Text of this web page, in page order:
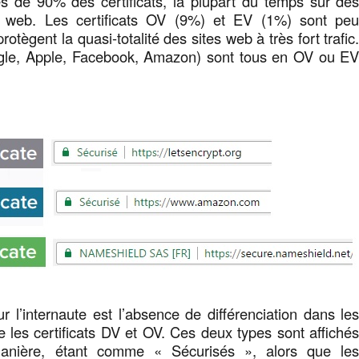
Les certificats OV (9%) et EV (1%) sont peu
la quasi-totalité des sites web à très fort trafic.
Apple, Facebook, Amazon) sont tous en OV ou EV
l’internaute est l’absence de différenciation dans les
les certificats DV et OV. Ces deux types sont affichés
étant comme « Sécurisés », alors que les